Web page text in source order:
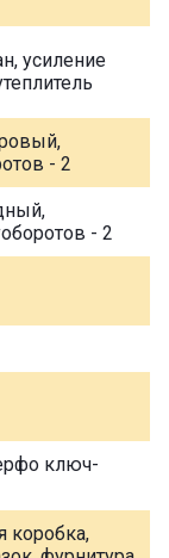
усиление
- 2
- 2
ключ-
коробка,